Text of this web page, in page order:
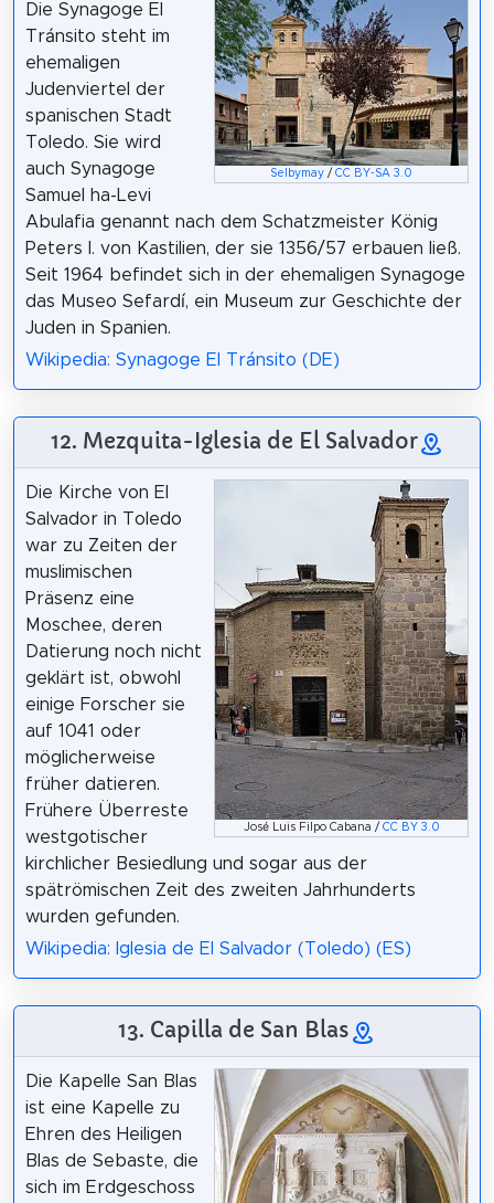
Selbymay /CC BY-SA 3.0
Die Synagoge El
Tránsito steht im
ehemaligen
Judenviertel der
spanischen Stadt
Toledo. Sie wird
auch Synagoge
Samuel ha-Levi
Abulafia genannt nach dem Schatzmeister König
Peters I. von Kastilien, der sie 1356/57 erbauen ließ.
Seit 1964 befindet sich in der ehemaligen Synagoge
das Museo Sefardí, ein Museum zur Geschichte der
Juden in Spanien.
Wikipedia: Synagoge El Tránsito (DE)
12. Mezquita-Iglesia de El Salvador
José Luis Filpo Cabana / CC BY 3.0
Die Kirche von El
Salvador in Toledo
war zu Zeiten der
muslimischen
Präsenz eine
Moschee, deren
Datierung noch nicht
geklärt ist, obwohl
einige Forscher sie
auf 1041 oder
möglicherweise
früher datieren.
Frühere Überreste
westgotischer
kirchlicher Besiedlung und sogar aus der
spätrömischen Zeit des zweiten Jahrhunderts
wurden gefunden.
Wikipedia: Iglesia de El Salvador (Toledo) (ES)
13. Capilla de San Blas
Die Kapelle San Blas
ist eine Kapelle zu
Ehren des Heiligen
Blas de Sebaste, die
sich im Erdgeschoss